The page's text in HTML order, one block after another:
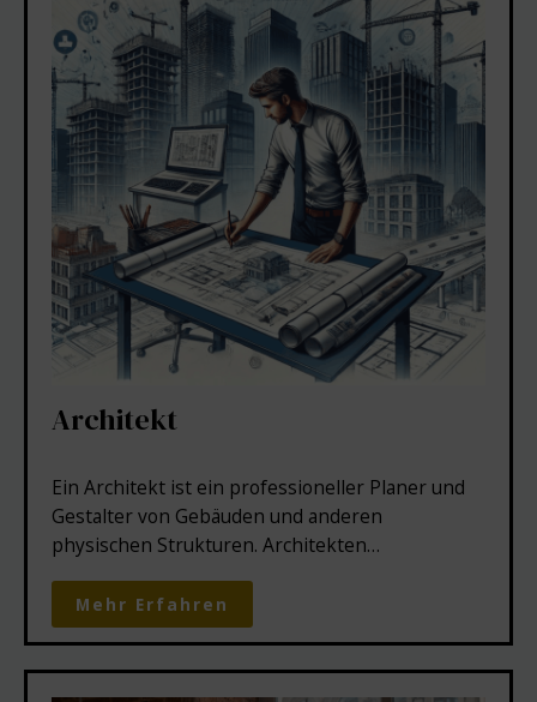
Architekt
Ein Architekt ist ein professioneller Planer und
Gestalter von Gebäuden und anderen
physischen Strukturen. Architekten…
Mehr Erfahren